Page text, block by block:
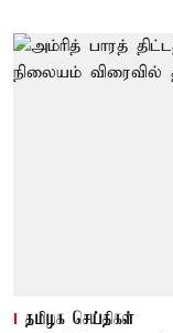
தமிழக செய்திகள்